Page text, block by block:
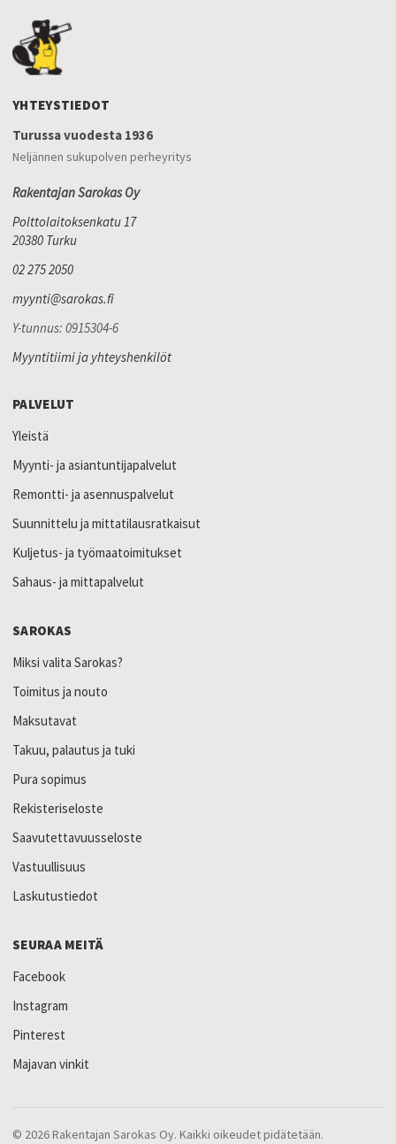
YHTEYSTIEDOT
Turussa vuodesta 1936
Neljännen sukupolven perheyritys
Rakentajan Sarokas Oy
Polttolaitoksenkatu 17
20380 Turku
02 275 2050
myynti@sarokas.fi
Y-tunnus: 0915304-6
Myyntitiimi ja yhteyshenkilöt
PALVELUT
Yleistä
Myynti- ja asiantuntijapalvelut
Remontti- ja asennuspalvelut
Suunnittelu ja mittatilausratkaisut
Kuljetus- ja työmaatoimitukset
Sahaus- ja mittapalvelut
SAROKAS
Miksi valita Sarokas?
Toimitus ja nouto
Maksutavat
Takuu, palautus ja tuki
Pura sopimus
Rekisteriseloste
Saavutettavuusseloste
Vastuullisuus
Laskutustiedot
SEURAA MEITÄ
Facebook
Instagram
Pinterest
Majavan vinkit
© 2026 Rakentajan Sarokas Oy. Kaikki oikeudet pidätetään.